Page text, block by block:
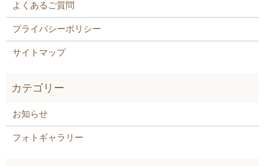
よくあるご質問
プライバシーポリシー
サイトマップ
お知らせ
フォトギャラリー